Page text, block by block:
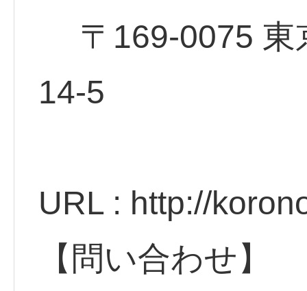
〒169-0075 東
URL : http://
【問い合わせ】